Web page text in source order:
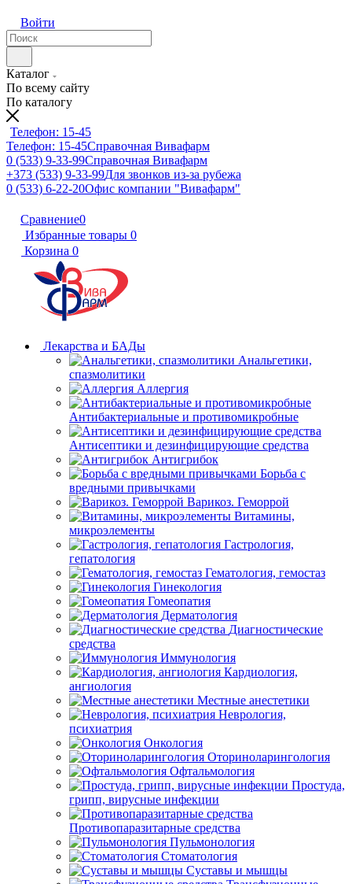
Войти
Каталог
По всему сайту
По каталогу
Телефон: 15-45
Телефон: 15-45Справочная Вивафарм
0 (533) 9-33-99Справочная Вивафарм
+373 (533) 9-33-99Для звонков из-за рубежа
0 (533) 6-22-20Офис компании "Вивафарм"
Сравнение0
Избранные товары 0
Корзина 0
Лекарства и БАДы
Анальгетики,
спазмолитики
Аллергия
Антибактериальные и противомикробные
Антисептики и дезинфицирующие средства
Антигрибок
Борьба с
вредными привычками
Варикоз. Геморрой
Витамины,
микроэлементы
Гастрология,
гепатология
Гематология, гемостаз
Гинекология
Гомеопатия
Дерматология
Диагностические
средства
Иммунология
Кардиология,
ангиология
Местные анестетики
Неврология,
психиатрия
Онкология
Оториноларингология
Офтальмология
Простуда,
грипп, вирусные инфекции
Противопаразитарные средства
Пульмонология
Стоматология
Суставы и мышцы